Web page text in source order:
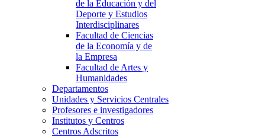
de la Educación y del
Deporte y Estudios
Interdisciplinares
Facultad de Ciencias
de la Economía y de
la Empresa
Facultad de Artes y
Humanidades
Departamentos
Unidades y Servicios Centrales
Profesores e investigadores
Institutos y Centros
Centros Adscritos